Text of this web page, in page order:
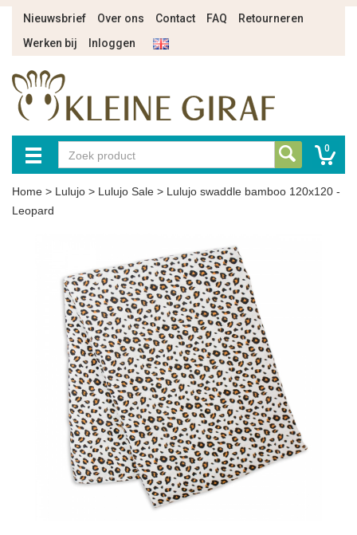
Nieuwsbrief Over ons Contact FAQ
Retourneren
Werken bij
Inloggen
0
Home > Lulujo > Lulujo Sale > Lulujo swaddle bamboo 120x120 -
Leopard